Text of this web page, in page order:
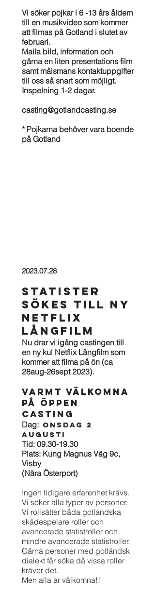
Vi söker pojkar i 6 -13 års åldern
till en musikvideo som kommer
att filmas på Gotland i slutet av
februari.
Maila bild, information och
gärna en liten presentations film
samt målsmans kontaktuppgifter
till oss så snart som möjligt.
Inspelning 1-2 dagar.
casting@gotlandcasting.se
* Pojkarna behöver vara boende
på Gotland
2023.07.28
STATISTER
SÖKES TILL NY
NETFLIX
LÅNGFILM
Nu drar vi igång castingen till
en ny kul Netflix Långfilm som
kommer att filma på ön (ca
28aug-26sept 2023).
Varmt VÄLKOMNA
PÅ ÖPPEN
CASTING
Dag: Onsdag 2
augusti
Tid: 09.30-19.30
Plats: Kung Magnus Väg 9c,
Visby
(Nära Österport)
Ingen tidigare erfarenhet krävs.
Vi söker alla typer av personer.
Vi rollsätter båda gotländska
skådespelare roller och
avancerade statistroller och
mindre avancerade statistroller.
Gärna personer med gotländsk
dialekt får söka då vissa roller
kräver det.
Men alla är välkomna!!